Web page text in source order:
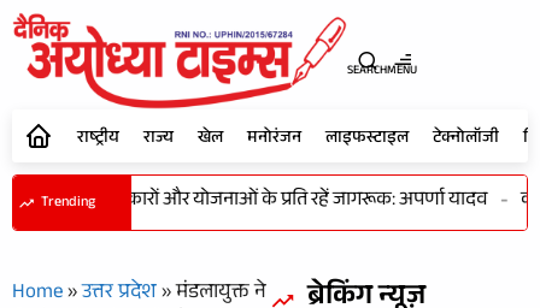
SEARCHMENU
राष्ट्रीय राज्य खेल मनोरंजन लाइफस्टाइल टेक्नोलॉजी
Trending
महिलाएं अधिकारों और योजनाओं के प्रति रहें जागरूक: अपर्णा यादव -
Home»उत्तर प्रदेश»मंडलायुक्त ने